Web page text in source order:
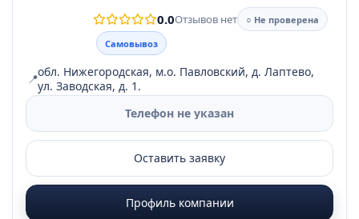
0.0Отзывов нет
○ Не проверена
Самовывоз
📍обл. Нижегородская, м.о. Павловский, д. Лаптево,
ул. Заводская, д. 1.
Телефон не указан
Оставить заявку
Профиль компании